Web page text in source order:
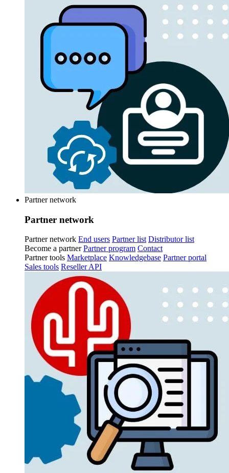
Partner network
Partner network
Partner network End users Partner list Distributor list
Become a partner Partner program Contact
Partner tools Marketplace Knowledgebase Partner portal
Sales tools Reseller API